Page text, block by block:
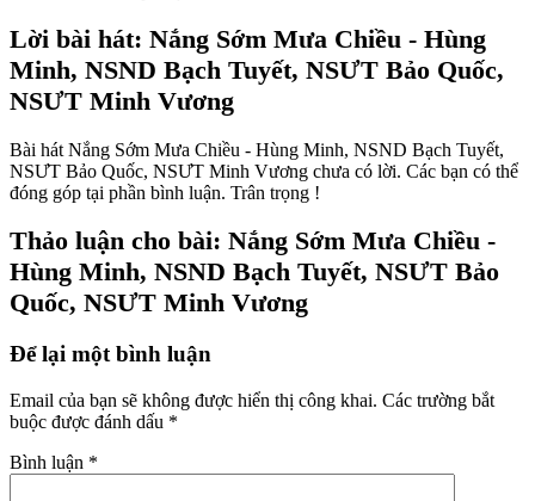
Lời bài hát: Nắng Sớm Mưa Chiều - Hùng
Minh, NSND Bạch Tuyết, NSƯT Bảo Quốc,
NSƯT Minh Vương
Bài hát Nắng Sớm Mưa Chiều - Hùng Minh, NSND Bạch Tuyết,
NSƯT Bảo Quốc, NSƯT Minh Vương chưa có lời. Các bạn có thể
đóng góp tại phần bình luận. Trân trọng !
Thảo luận cho bài: Nắng Sớm Mưa Chiều -
Hùng Minh, NSND Bạch Tuyết, NSƯT Bảo
Quốc, NSƯT Minh Vương
Để lại một bình luận
Email của bạn sẽ không được hiển thị công khai. Các trường bắt
buộc được đánh dấu *
Bình luận *